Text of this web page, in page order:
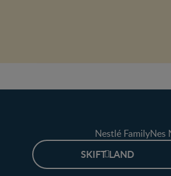
Nestlé FamilyNes
SKIFT LAND